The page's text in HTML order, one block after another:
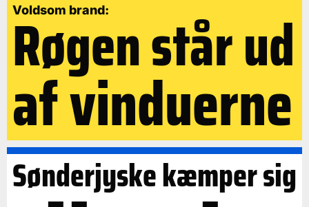
Voldsom brand:
Røgen står ud
af vinduerne
Sønderjyske kæmper sig